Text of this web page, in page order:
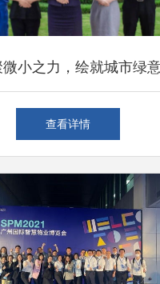
微小之力，绘就城市绿
物业城市绿化管理实践案
查看详情